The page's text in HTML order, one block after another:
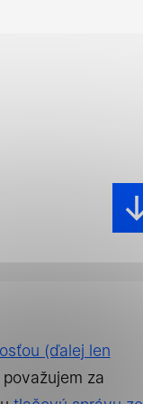
(ďalej len
považujem za
že umožňujú